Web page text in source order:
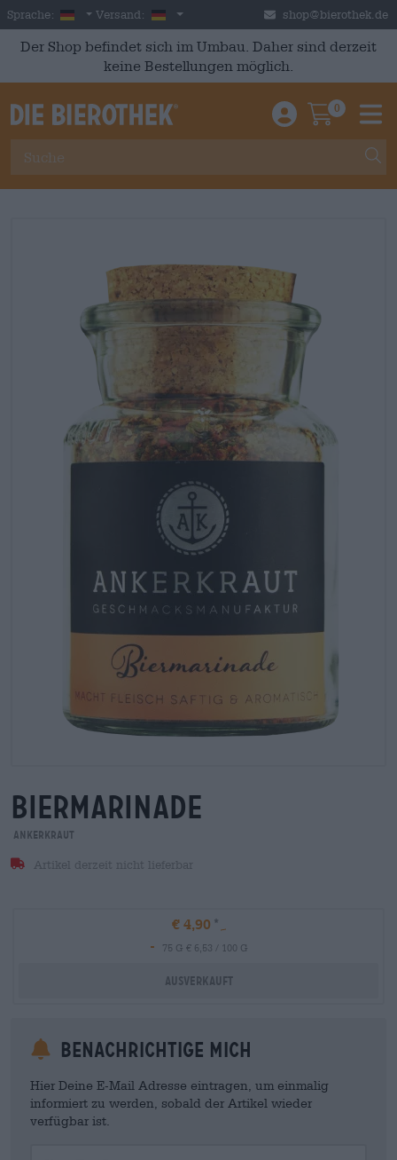
Skip to main content
Sprache: German
Versand: Deutschland shop@bierothek.de
Der Shop befindet sich im Umbau. Daher sind derzeit
keine Bestellungen möglich.
Einloggen /
0
biermarinade
Ankerkraut
Artikel derzeit nicht lieferbar
€ 4,90
-
75 G € 6,53 / 100 G
Ausverkauft
Benachrichtige mich
Hier Deine E-Mail Adresse eintragen, um einmalig
informiert zu werden, sobald der Artikel wieder
verfügbar ist.